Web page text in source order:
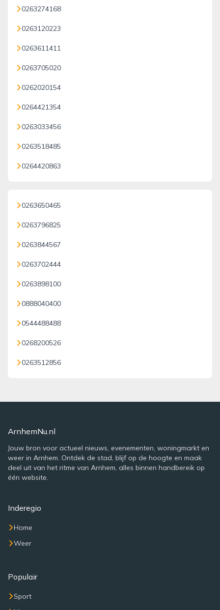
0263274168
0263120223
0263611411
0263705020
0262020154
0264421354
0263033456
0263518485
0264420863
0263650465
0263796825
0263844567
0263702444
0263898100
0888040400
0544488488
0268200526
0263512856
ArnhemNu.nl
Jouw bron voor actueel nieuws, evenementen, woningmarkt en
weer in Arnhem. Ontdek de stad, blijf op de hoogte en maak
deel uit van het ritme van Arnhem, alles binnen handbereik op
één website.
Inderegio
Home
Weer
Populair
Sport